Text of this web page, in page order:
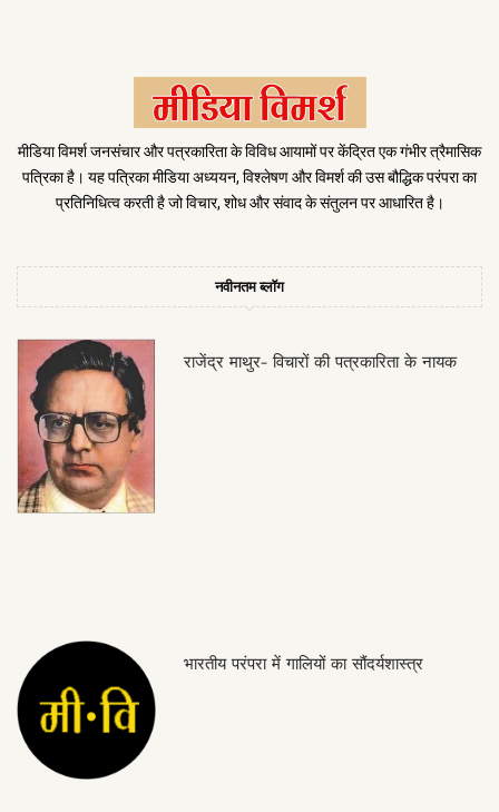
मीडिया विमर्श जनसंचार और पत्रकारिता के विविध आयामों पर केंद्रित एक गंभीर त्रैमासिक
पत्रिका है। यह पत्रिका मीडिया अध्ययन, विश्लेषण और विमर्श की उस बौद्धिक परंपरा का
प्रतिनिधित्व करती है जो विचार, शोध और संवाद के संतुलन पर आधारित है।
नवीनतम ब्लॉग
राजेंद्र माथुर- विचारों की पत्रकारिता के नायक
भारतीय परंपरा में गालियों का सौंदर्यशास्त्र